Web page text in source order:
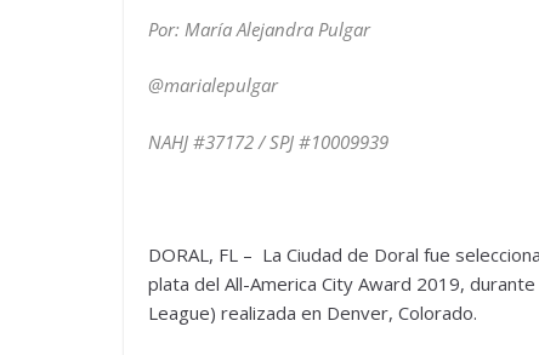
Por: María Alejandra Pulgar
@marialepulgar
NAHJ #37172 / SPJ #10009939
DORAL, FL – La Ciudad de Doral fue
plata del All-America City Award 2019,
League) realizada en Denver, Colorado.